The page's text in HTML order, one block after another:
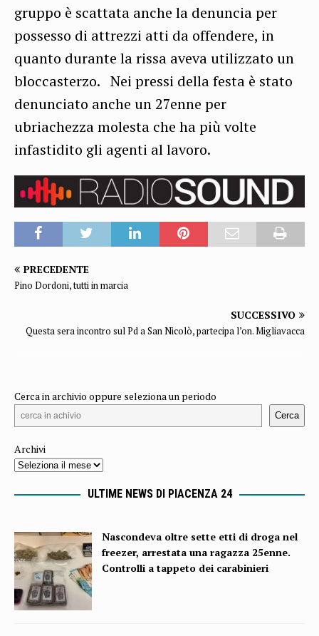
gruppo è scattata anche la denuncia per
possesso di attrezzi atti da offendere, in
quanto durante la rissa aveva utilizzato un
bloccasterzo. Nei pressi della festa è stato
denunciato anche un 27enne per
ubriachezza molesta che ha più volte
infastidito gli agenti al lavoro.
PRECEDENTE
Pino Dordoni, tutti in marcia
SUCCESSIVO
Questa sera incontro sul Pd a San Nicolò, partecipa l’on. Migliavacca
Cerca in archivio oppure seleziona un periodo
Cerca
Archivi
ULTIME NEWS DI PIACENZA 24
Nascondeva oltre sette etti di droga nel
freezer, arrestata una ragazza 25enne.
Controlli a tappeto dei carabinieri